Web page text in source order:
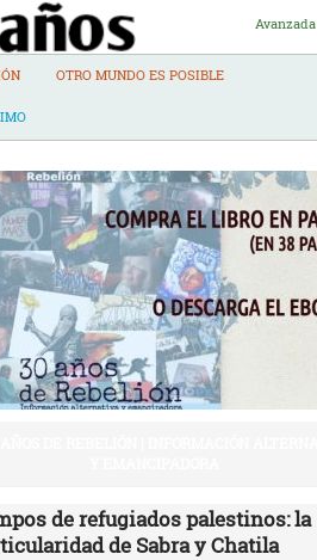
Avanzada
OTRO MUNDO ES POSIBLE
de refugiados palestinos: la
de Sabra y Chatila